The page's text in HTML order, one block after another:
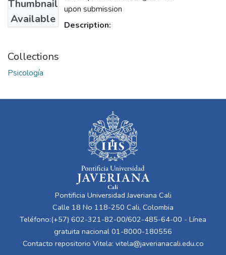
Thumbnail
Available
upon submission
Description:
Collections
Psicología
Pontificia Universidad Javeriana Cali
Calle 18 No 118-250 Cali, Colombia
Teléfono:(+57) 602-321-82-00/602-485-64-00 - Línea
gratuita nacional 01-8000-180556
Contacto repositorio Vitela: vitela@javerianacali.edu.co